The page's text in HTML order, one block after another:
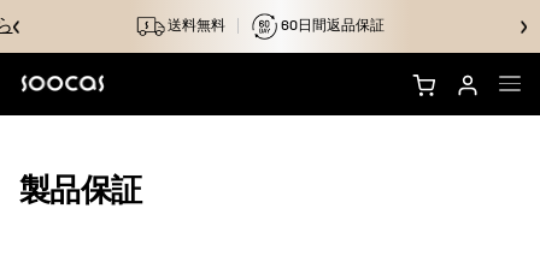
送料無料 60日間返品保証
NEOS IIを購入
製品保証